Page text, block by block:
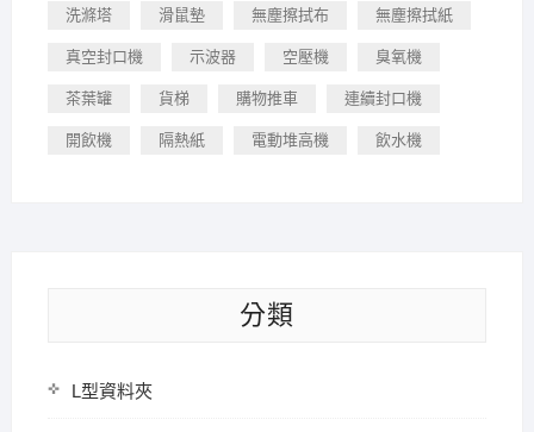
洗滌塔 滑鼠墊 無塵擦拭布 無塵擦拭紙
真空封口機 示波器 空壓機 臭氧機
茶葉罐 貨梯 購物推車 連續封口機
開飲機 隔熱紙 電動堆高機 飲水機
分類
L型資料夾